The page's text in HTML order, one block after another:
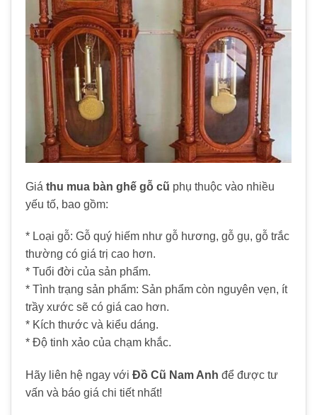
Giá thu mua bàn ghế gỗ cũ phụ thuộc vào nhiều
yếu tố, bao gồm:
* Loại gỗ: Gỗ quý hiếm như gỗ hương, gỗ gụ, gỗ trắc
thường có giá trị cao hơn.
* Tuổi đời của sản phẩm.
* Tình trạng sản phẩm: Sản phẩm còn nguyên vẹn, ít
trầy xước sẽ có giá cao hơn.
* Kích thước và kiểu dáng.
* Độ tinh xảo của chạm khắc.
Hãy liên hệ ngay với Đồ Cũ Nam Anh để được tư
vấn và báo giá chi tiết nhất!